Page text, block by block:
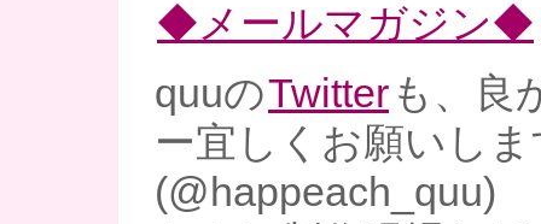
◆メールマガジン◆
quuのTwitter も、良
ー宜しくお願いし
(@happeach_quu)